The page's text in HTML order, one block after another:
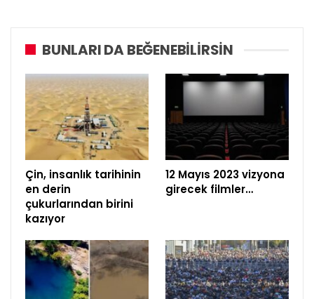
BUNLARI DA BEĞENEBILIRSIN
Çin, insanlık tarihinin
en derin
çukurlarından birini
kazıyor
12 Mayıs 2023 vizyona
girecek filmler…